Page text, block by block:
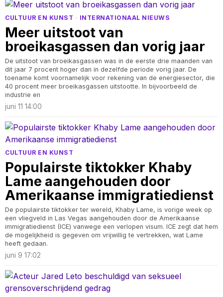
CULTUUR EN KUNST · INTERNATIONAAL NIEUWS
Meer uitstoot van
broeikasgassen dan vorig jaar
De uitstoot van broeikasgassen was in de eerste drie maanden van
dit jaar 7 procent hoger dan in dezelfde periode vorig jaar. De
toename komt voornamelijk voor rekening van de energiesector, die
40 procent meer broeikasgassen uitstootte. In bijvoorbeeld de
industrie en
juni 11 14:00
CULTUUR EN KUNST
Populairste tiktokker Khaby
Lame aangehouden door
Amerikaanse immigratiedienst
De populairste tiktokker ter wereld, Khaby Lame, is vorige week op
een vliegveld in Las Vegas aangehouden door de Amerikaanse
immigratiedienst (ICE) vanwege een verlopen visum. ICE zegt dat hem
de mogelijkheid is gegeven om vrijwillig te vertrekken, wat Lame
heeft gedaan.
juni 9 17:02